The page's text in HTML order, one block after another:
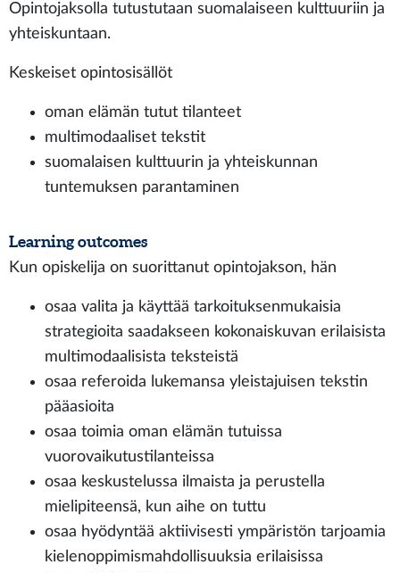
Opintojaksolla tutustutaan suomalaiseen kulttuuriin ja
yhteiskuntaan.
Keskeiset opintosisällöt
oman elämän tutut tilanteet
multimodaaliset tekstit
suomalaisen kulttuurin ja yhteiskunnan
tuntemuksen parantaminen
Learning outcomes
Kun opiskelija on suorittanut opintojakson, hän
osaa valita ja käyttää tarkoituksenmukaisia
strategioita saadakseen kokonaiskuvan erilaisista
multimodaalisista teksteistä
osaa referoida lukemansa yleistajuisen tekstin
pääasioita
osaa toimia oman elämän tutuissa
vuorovaikutustilanteissa
osaa keskustelussa ilmaista ja perustella
mielipiteensä, kun aihe on tuttu
osaa hyödyntää aktiivisesti ympäristön tarjoamia
kielenoppimismahdollisuuksia erilaisissa